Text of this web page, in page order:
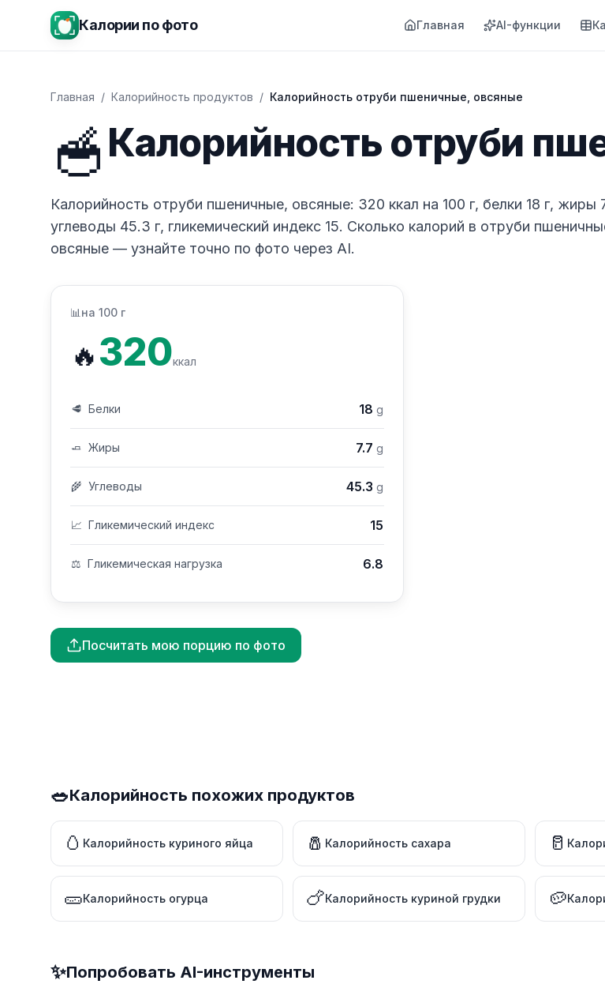
Калории по фото Главная AI-функции
Главная / Калорийность продуктов / Калорийность отруби пшеничные, овсяные
🥣 Калорийность отруби
Калорийность отруби пшеничные, овсяные: 320 ккал на 100 г, белки 18 г, жиры
углеводы 45.3 г, гликемический индекс 15. Сколько калорий в отруби
овсяные — узнайте точно по фото через AI.
📊 на 100 г
🔥320ккал
🥩 Белки 18 g
🧈 Жиры 7.7 g
🌾 Углеводы 45.3 g
📈 Гликемический индекс 15
⚖️ Гликемическая нагрузка 6.8
Посчитать мою порцию по фото
🥗Калорийность похожих продуктов
🥚 Калорийность куриного яйца 🧂 Калорийность сахара 🥛
🥒Калорийность огурца 🍗Калорийность куриной грудки 🥔
✨Попробовать AI-инструменты